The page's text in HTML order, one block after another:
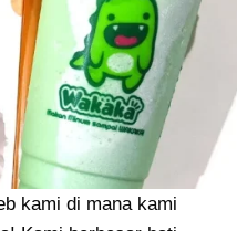
kami di mana kami